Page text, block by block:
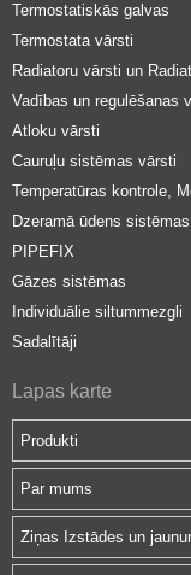
Termostatiskās galvas
Termostata vārsti
Radiatoru vārsti un
Vadības un regulēšanas
Atloku vārsti
Cauruļu sistēmas vārsti
Temperatūras kontrole,
Dzeramā ūdens sistēmas
PIPEFIX
Gāzes sistēmas
Individuālie siltummezgli
Sadalītāji
Lapas karte
Produkti
Par mums
Ziņas Izstādes un